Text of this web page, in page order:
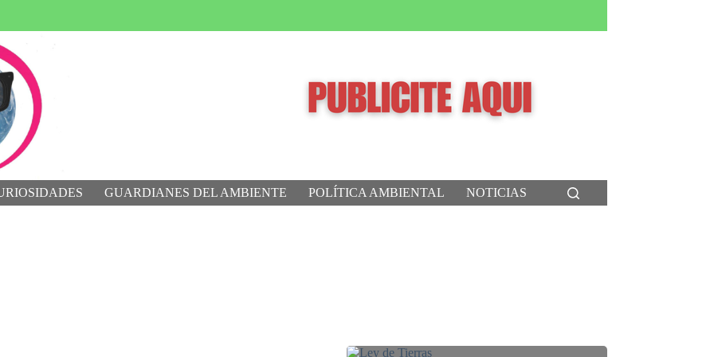
GUARDIANES DEL AMBIENTE POLÍTICA AMBIENTAL NOTICIAS